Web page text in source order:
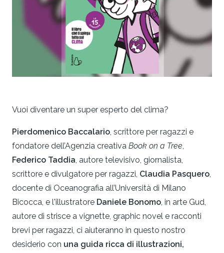
Vuoi diventare un super esperto del clima?
Pierdomenico Baccalario, scrittore per ragazzi e
fondatore dell’Agenzia creativa Book on a Tree,
Federico Taddia, autore televisivo, giornalista,
scrittore e divulgatore per ragazzi, Claudia Pasquero,
docente di Oceanografia all’Università di Milano
Bicocca, e l'illustratore Daniele Bonomo, in arte Gud,
autore di strisce a vignette, graphic novel e racconti
brevi per ragazzi, ci aiuteranno in questo nostro
desiderio con una guida ricca di illustrazioni,